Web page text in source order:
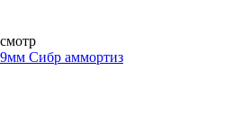
Сибр аммортиз